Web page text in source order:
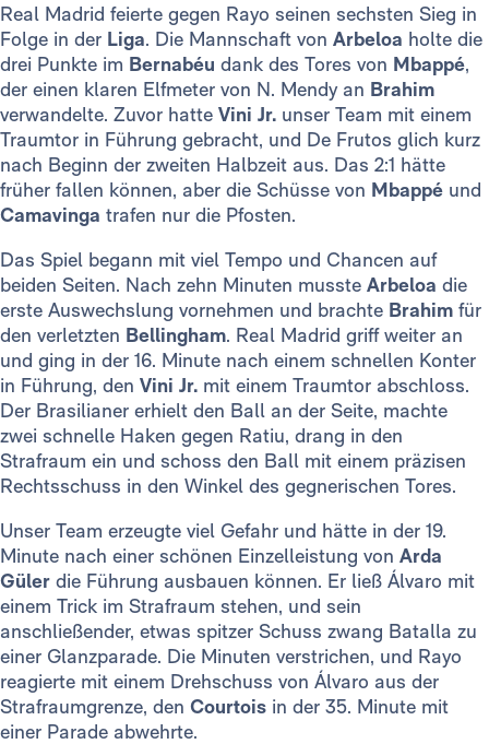
Real Madrid feierte gegen Rayo seinen sechsten Sieg in
Folge in der Liga. Die Mannschaft von Arbeloa holte die
drei Punkte im Bernabéu dank des Tores von Mbappé,
der einen klaren Elfmeter von N. Mendy an Brahim
verwandelte. Zuvor hatte Vini Jr. unser Team mit einem
Traumtor in Führung gebracht, und De Frutos glich kurz
nach Beginn der zweiten Halbzeit aus. Das 2:1 hätte
früher fallen können, aber die Schüsse von Mbappé und
Camavinga trafen nur die Pfosten.
Das Spiel begann mit viel Tempo und Chancen auf
beiden Seiten. Nach zehn Minuten musste Arbeloa die
erste Auswechslung vornehmen und brachte Brahim für
den verletzten Bellingham. Real Madrid griff weiter an
und ging in der 16. Minute nach einem schnellen Konter
in Führung, den Vini Jr. mit einem Traumtor abschloss.
Der Brasilianer erhielt den Ball an der Seite, machte
zwei schnelle Haken gegen Ratiu, drang in den
Strafraum ein und schoss den Ball mit einem präzisen
Rechtsschuss in den Winkel des gegnerischen Tores.
Unser Team erzeugte viel Gefahr und hätte in der 19.
Minute nach einer schönen Einzelleistung von Arda
Güler die Führung ausbauen können. Er ließ Álvaro mit
einem Trick im Strafraum stehen, und sein
anschließender, etwas spitzer Schuss zwang Batalla zu
einer Glanzparade. Die Minuten verstrichen, und Rayo
reagierte mit einem Drehschuss von Álvaro aus der
Strafraumgrenze, den Courtois in der 35. Minute mit
einer Parade abwehrte.